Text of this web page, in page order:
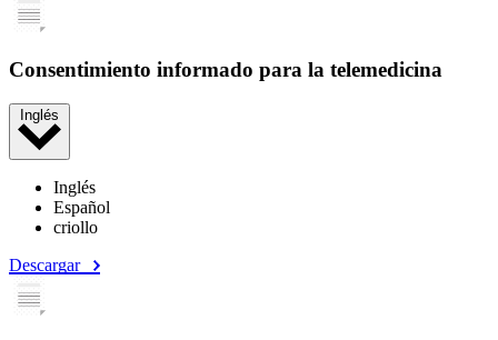
Consentimiento informado para la telemedicina
Inglés
Inglés
Español
criollo
Descargar